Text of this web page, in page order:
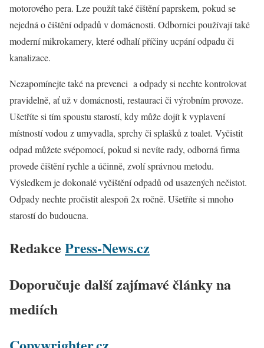
motorového pera. Lze použít také čištění paprskem, pokud se
nejedná o čištění odpadů v domácnosti. Odborníci používají také
moderní mikrokamery, které odhalí příčiny ucpání odpadu či
kanalizace.
Nezapomínejte také na prevenci a odpady si nechte kontrolovat
pravidelně, ať už v domácnosti, restauraci či výrobním provoze.
Ušetříte si tím spoustu starostí, kdy může dojít k vyplavení
místností vodou z umyvadla, sprchy či splašků z toalet. Vyčistit
odpad můžete svépomocí, pokud si nevíte rady, odborná firma
provede čištění rychle a účinně, zvolí správnou metodu.
Výsledkem je dokonalé vyčištění odpadů od usazených nečistot.
Odpady nechte pročistit alespoň 2x ročně. Ušetříte si mnoho
starostí do budoucna.
Redakce Press-News.cz
Doporučuje další zajímavé články na
mediích